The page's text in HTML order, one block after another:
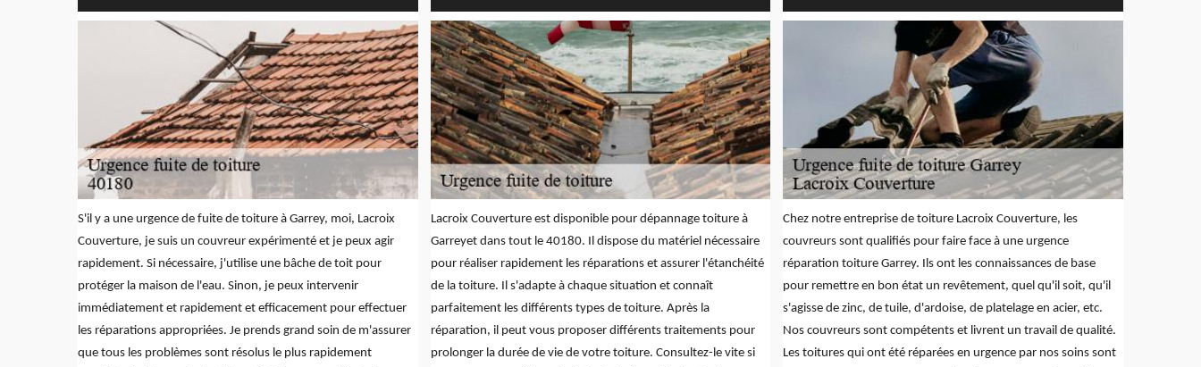
S'il y a une urgence de fuite de toiture à Garrey, moi, Lacroix
Couverture, je suis un couvreur expérimenté et je peux agir
rapidement. Si nécessaire, j'utilise une bâche de toit pour
protéger la maison de l'eau. Sinon, je peux intervenir
immédiatement et rapidement et efficacement pour effectuer
les réparations appropriées. Je prends grand soin de m'assurer
que tous les problèmes sont résolus le plus rapidement
Lacroix Couverture est disponible pour dépannage toiture à
Garreyet dans tout le 40180. Il dispose du matériel nécessaire
pour réaliser rapidement les réparations et assurer l'étanchéité
de la toiture. Il s'adapte à chaque situation et connaît
parfaitement les différents types de toiture. Après la
réparation, il peut vous proposer différents traitements pour
prolonger la durée de vie de votre toiture. Consultez-le vite si
Chez notre entreprise de toiture Lacroix Couverture, les
couvreurs sont qualifiés pour faire face à une urgence
réparation toiture Garrey. Ils ont les connaissances de base
pour remettre en bon état un revêtement, quel qu'il soit, qu'il
s'agisse de zinc, de tuile, d'ardoise, de platelage en acier, etc.
Nos couvreurs sont compétents et livrent un travail de qualité.
Les toitures qui ont été réparées en urgence par nos soins sont